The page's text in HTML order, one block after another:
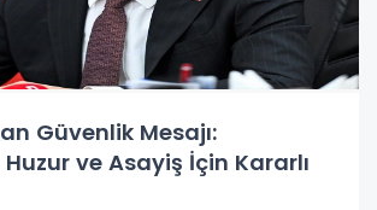
Güvenlik Mesajı:
ve Asayiş İçin Kararlı